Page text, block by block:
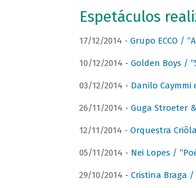
Espetáculos
17/12/2014 - Grupo ECCO /
10/12/2014 - Golden Boys /
03/12/2014 - Danilo Caymmi
26/11/2014 - Guga Stroeter
12/11/2014 - Orquestra
05/11/2014 - Nei Lopes /
29/10/2014 - Cristina Braga /